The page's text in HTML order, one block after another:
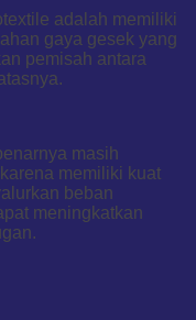
adalah memiliki
gaya gesek yang
pemisah antara
masih
memiliki kuat
beban
meningkatkan